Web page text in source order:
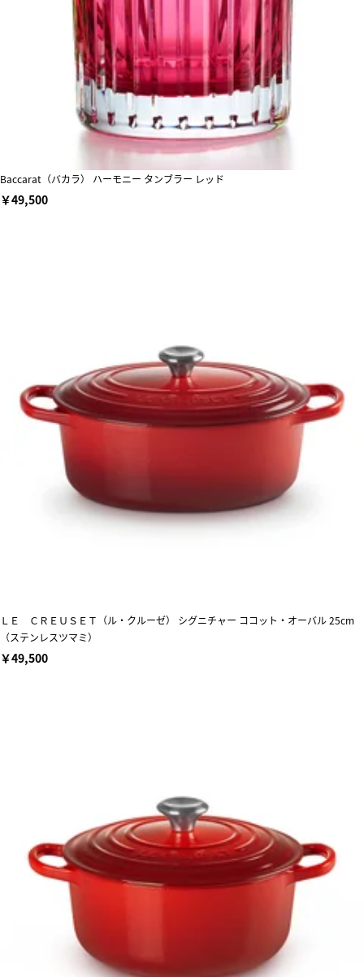
Baccarat（バカラ） ハーモニー タンブラー レッド
￥49,500
ＬＥ ＣＲＥＵＳＥＴ（ル・クルーゼ） シグニチャー ココット・オーバル 25cm
（ステンレスツマミ）
￥49,500